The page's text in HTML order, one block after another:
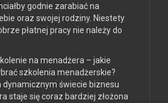
godnie zarabiać na
oraz swojej rodziny. Niestety
płatnej pracy nie należy do
na menadżera – jakie
szkolenia menadżerskie?
dynamicznym świecie biznesu
staje się coraz bardziej złożona